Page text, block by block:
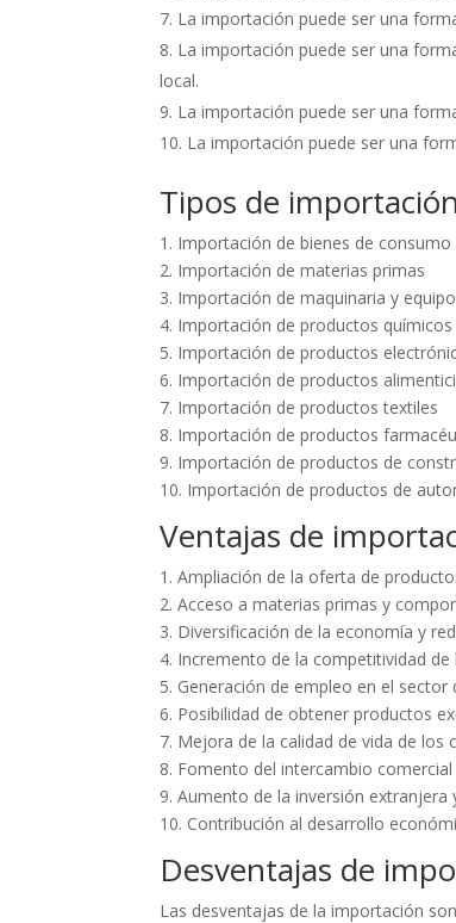
La importación puede ser una
La importación puede ser una
local.
La importación puede ser una
La importación puede ser una
Tipos de importación
1. Importación de bienes de consumo
2. Importación de materias primas
3. Importación de maquinaria y equipo
4. Importación de productos químicos
5. Importación de productos
6. Importación de productos
7. Importación de productos textiles
8. Importación de productos
9. Importación de productos de
10. Importación de productos de
Ventajas de
1. Ampliación de la oferta de
2. Acceso a materias primas y
3. Diversificación de la economía y
4. Incremento de la competitividad
5. Generación de empleo en el
6. Posibilidad de obtener productos
7. Mejora de la calidad de vida de
8. Fomento del intercambio
9. Aumento de la inversión
10. Contribución al desarrollo
Desventajas de
Las desventajas de la importación